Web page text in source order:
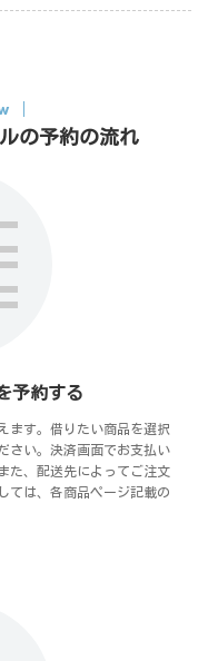
の予約の流れ
予約する
ます。借りたい商品を選択
さい。決済画面でお支払い
た、配送先によってご注文
ては、各商品ページ記載の